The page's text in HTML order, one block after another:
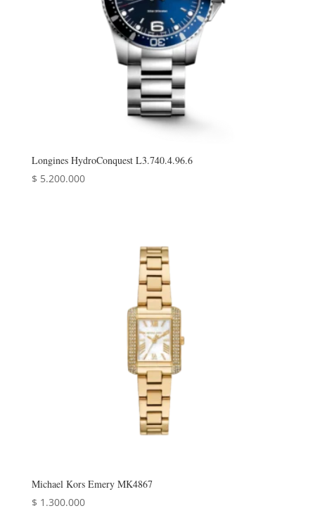
Longines HydroConquest L3.740.4.96.6
$ 5.200.000
Michael Kors Emery MK4867
$ 1.300.000